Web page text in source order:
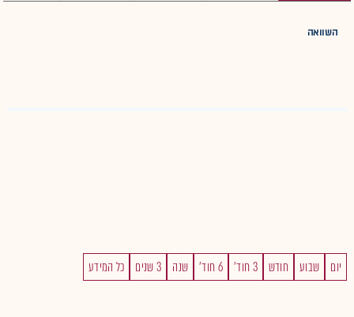
השוואה
יום שבוע חודש 3 חוד' 6 חוד' שנה 3 שנים כל המידע